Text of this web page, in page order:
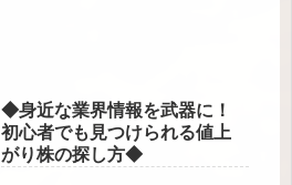
◆身近な業界情報を武器に！
初心者でも見つけられる値上
がり株の探し方◆